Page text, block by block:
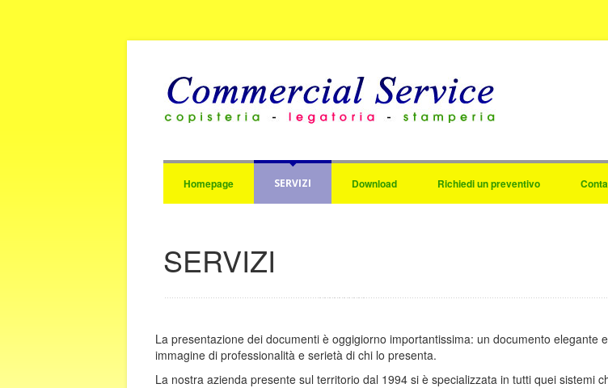
Homepage SERVIZI Download Richiedi un preventivo
SERVIZI
La presentazione dei documenti è oggigiorno importantissima: un documento elegante
immagine di professionalità e serietà di chi lo presenta.
La nostra azienda presente sul territorio dal 1994 si è specializzata in tutti quei sistemi